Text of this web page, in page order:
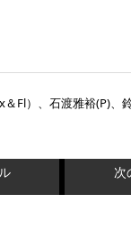
Fl）、石渡雅裕(P)、
次